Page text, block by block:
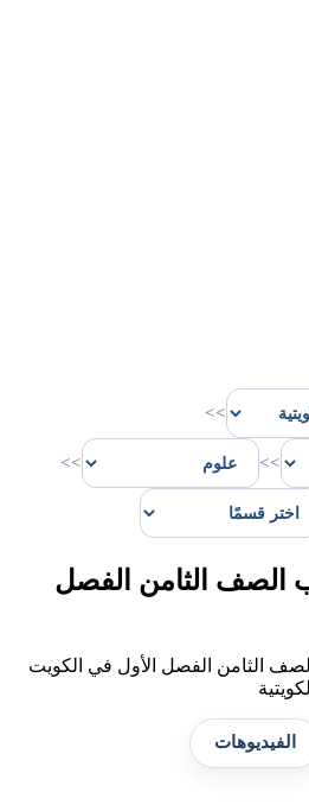
>>
>>
>>
الثامن الفصل
الثامن الفصل الأول في الكويت
الفيديوهات